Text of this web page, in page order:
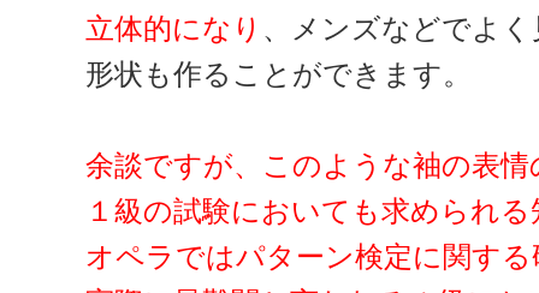
立体的になり 、メンズなどでよ
形状も作ることができます。
余談ですが、このような袖の表
１級の試験においても求められ
オペラではパターン検定に関す